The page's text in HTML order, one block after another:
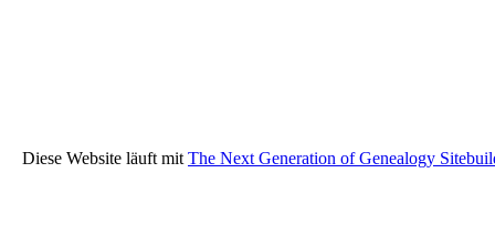
Diese Website läuft mit The Next Generation of Genealogy